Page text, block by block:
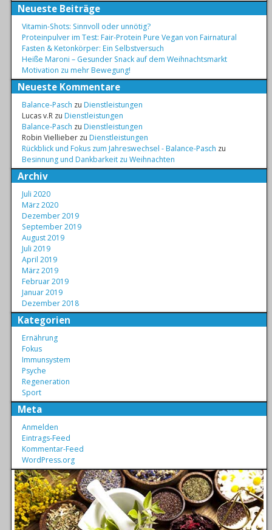
Neueste Beiträge
Vitamin-Shots: Sinnvoll oder unnötig?
Proteinpulver im Test: Fair-Protein Pure Vegan von Fairnatural
Fasten & Ketonkörper: Ein Selbstversuch
Heiße Maroni – Gesunder Snack auf dem Weihnachtsmarkt
Motivation zu mehr Bewegung!
Neueste Kommentare
Balance-Pasch zuDienstleistungen
Lucas v.R zuDienstleistungen
Balance-Pasch zuDienstleistungen
Robin Viellieber zuDienstleistungen
Rückblick und Fokus zum Jahreswechsel - Balance-Pasch zu
Besinnung und Dankbarkeit zu Weihnachten
Archiv
Juli 2020
März 2020
Dezember 2019
September 2019
August 2019
Juli 2019
April 2019
März 2019
Februar 2019
Januar 2019
Dezember 2018
Kategorien
Ernährung
Fokus
Immunsystem
Psyche
Regeneration
Sport
Meta
Anmelden
Eintrags-Feed
Kommentar-Feed
WordPress.org